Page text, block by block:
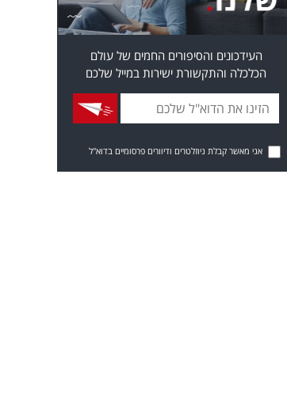
העידכונים והסיפורים החמים של עולם
הכלכלה והתקשורת ישירות במייל שלכם
אני מאשר קבלת ניוזלטרים ודיוורים פרסומיים בדוא"ל